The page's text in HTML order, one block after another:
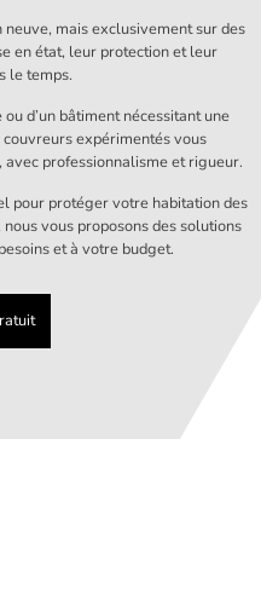
neuve, mais exclusivement sur des
en état, leur protection et leur
le temps.
ou d’un bâtiment nécessitant une
expérimentés vous
professionnalisme et rigueur.
pour protéger votre habitation des
vous proposons des solutions
et à votre budget.